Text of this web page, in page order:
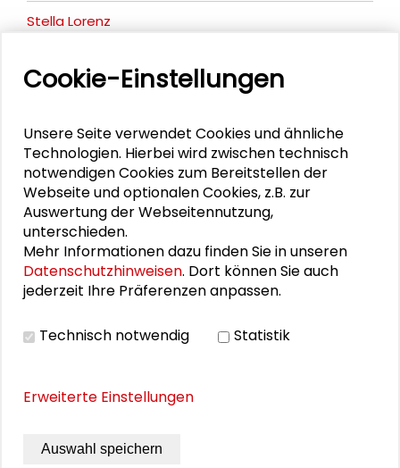
Stella Lorenz
Residence-Programm UNO & Jazz
BILDERGALERIE
Bildergalerie
Cookie-Einstellungen
Unsere Seite verwendet Cookies und ähnliche
Technologien. Hierbei wird zwischen technisch
notwendigen Cookies zum Bereitstellen der
Webseite und optionalen Cookies, z.B. zur
Auswertung der Webseitennutzung,
unterschieden.
Mehr Informationen dazu finden Sie in unseren
Datenschutzhinweisen. Dort können Sie auch
jederzeit Ihre Präferenzen anpassen.
Technisch notwendig Statistik
Erweiterte Einstellungen
Auswahl speichern